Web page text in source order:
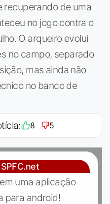
recuperando de uma
no jogo contra o
O arqueiro evolui
no campo, separado
mas ainda não
no banco de
8 5
uma aplicação
para android!